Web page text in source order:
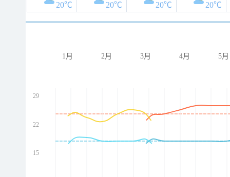
20℃
20℃
20℃
20℃
1月 2月 3月 4月 5月
29
22
15